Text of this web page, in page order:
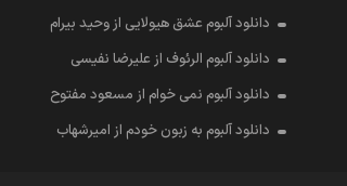
دانلود آلبوم عشق هیولایی از وحید بیرام
دانلود آلبوم الرئوف از علیرضا نفیسی
دانلود آلبوم نمی خوام از مسعود مفتوح
دانلود آلبوم به زبون خودم از امیرشهاب